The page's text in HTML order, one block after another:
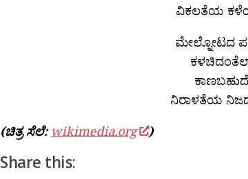
ವಿಕಲತೆಯ
ಮೇಲ್ನೋಟದ
ಕಾಣಬಹುದೆ
ನಿರಾಳತೆಯ
(ಚಿತ್ರ ಸೆಲೆ: wikimedia.org )
Share this: